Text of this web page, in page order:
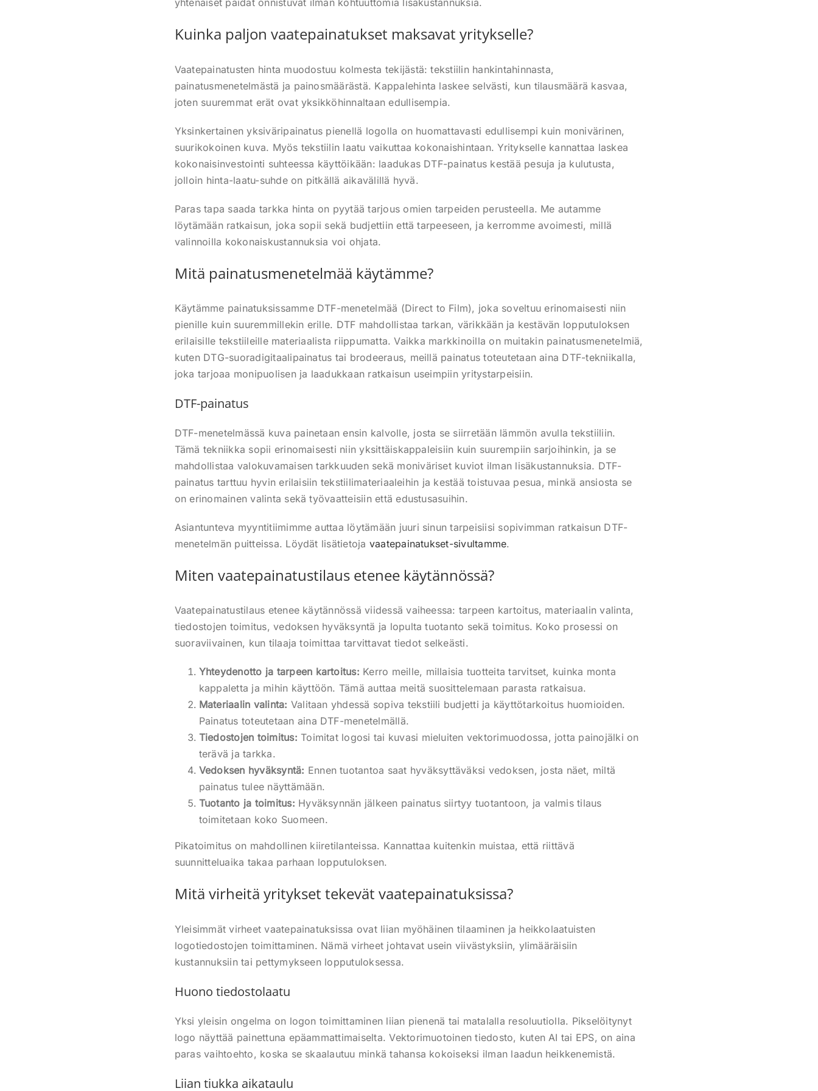
yhtenäiset paidat onnistuvat ilman kohtuuttomia lisäkustannuksia.
Kuinka paljon vaatepainatukset maksavat yritykselle?
Vaatepainatusten hinta muodostuu kolmesta tekijästä: tekstiilin hankintahinnasta,
painatusmenetelmästä ja painosmäärästä. Kappalehinta laskee selvästi, kun tilausmäärä kasvaa,
joten suuremmat erät ovat yksikköhinnaltaan edullisempia.
Yksinkertainen yksiväripainatus pienellä logolla on huomattavasti edullisempi kuin monivärinen,
suurikokoinen kuva. Myös tekstiilin laatu vaikuttaa kokonaishintaan. Yritykselle kannattaa laskea
kokonaisinvestointi suhteessa käyttöikään: laadukas DTF-painatus kestää pesuja ja kulutusta,
jolloin hinta-laatu-suhde on pitkällä aikavälillä hyvä.
Paras tapa saada tarkka hinta on pyytää tarjous omien tarpeiden perusteella. Me autamme
löytämään ratkaisun, joka sopii sekä budjettiin että tarpeeseen, ja kerromme avoimesti, millä
valinnoilla kokonaiskustannuksia voi ohjata.
Mitä painatusmenetelmää käytämme?
Käytämme painatuksissamme DTF-menetelmää (Direct to Film), joka soveltuu erinomaisesti niin
pienille kuin suuremmillekin erille. DTF mahdollistaa tarkan, värikkään ja kestävän lopputuloksen
erilaisille tekstiileille materiaalista riippumatta. Vaikka markkinoilla on muitakin painatusmenetelmiä,
kuten DTG-suoradigitaalipainatus tai brodeeraus, meillä painatus toteutetaan aina DTF-tekniikalla,
joka tarjoaa monipuolisen ja laadukkaan ratkaisun useimpiin yritystarpeisiin.
DTF-painatus
DTF-menetelmässä kuva painetaan ensin kalvolle, josta se siirretään lämmön avulla tekstiiliin.
Tämä tekniikka sopii erinomaisesti niin yksittäiskappaleisiin kuin suurempiin sarjoihinkin, ja se
mahdollistaa valokuvamaisen tarkkuuden sekä moniväriset kuviot ilman lisäkustannuksia. DTF-
painatus tarttuu hyvin erilaisiin tekstiilimateriaaleihin ja kestää toistuvaa pesua, minkä ansiosta se
on erinomainen valinta sekä työvaatteisiin että edustusasuihin.
Asiantunteva myyntitiimimme auttaa löytämään juuri sinun tarpeisiisi sopivimman ratkaisun DTF-
menetelmän puitteissa. Löydät lisätietoja vaatepainatukset-sivultamme.
Miten vaatepainatustilaus etenee käytännössä?
Vaatepainatustilaus etenee käytännössä viidessä vaiheessa: tarpeen kartoitus, materiaalin valinta,
tiedostojen toimitus, vedoksen hyväksyntä ja lopulta tuotanto sekä toimitus. Koko prosessi on
suoraviivainen, kun tilaaja toimittaa tarvittavat tiedot selkeästi.
Yhteydenotto ja tarpeen kartoitus: Kerro meille, millaisia tuotteita tarvitset, kuinka monta
kappaletta ja mihin käyttöön. Tämä auttaa meitä suosittelemaan parasta ratkaisua.
Materiaalin valinta: Valitaan yhdessä sopiva tekstiili budjetti ja käyttötarkoitus huomioiden.
Painatus toteutetaan aina DTF-menetelmällä.
Tiedostojen toimitus: Toimitat logosi tai kuvasi mieluiten vektorimuodossa, jotta painojälki on
terävä ja tarkka.
Vedoksen hyväksyntä: Ennen tuotantoa saat hyväksyttäväksi vedoksen, josta näet, miltä
painatus tulee näyttämään.
Tuotanto ja toimitus: Hyväksynnän jälkeen painatus siirtyy tuotantoon, ja valmis tilaus
toimitetaan koko Suomeen.
Pikatoimitus on mahdollinen kiiretilanteissa. Kannattaa kuitenkin muistaa, että riittävä
suunnitteluaika takaa parhaan lopputuloksen.
Mitä virheitä yritykset tekevät vaatepainatuksissa?
Yleisimmät virheet vaatepainatuksissa ovat liian myöhäinen tilaaminen ja heikkolaatuisten
logotiedostojen toimittaminen. Nämä virheet johtavat usein viivästyksiin, ylimääräisiin
kustannuksiin tai pettymykseen lopputuloksessa.
Huono tiedostolaatu
Yksi yleisin ongelma on logon toimittaminen liian pienenä tai matalalla resoluutiolla. Pikselöitynyt
logo näyttää painettuna epäammattimaiselta. Vektorimuotoinen tiedosto, kuten AI tai EPS, on aina
paras vaihtoehto, koska se skaalautuu minkä tahansa kokoiseksi ilman laadun heikkenemistä.
Liian tiukka aikataulu